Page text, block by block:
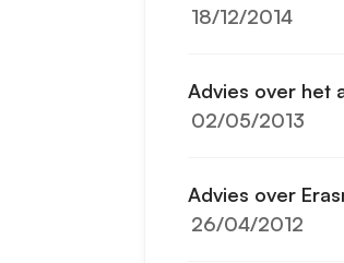
18/12/2014
Advies over het
02/05/2013
Advies over
26/04/2012